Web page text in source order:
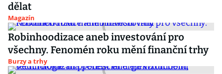
dělat
Magazín
Robinhoodizace aneb investování pro
všechny. Fenomén roku mění finanční trhy
Burzy a trhy